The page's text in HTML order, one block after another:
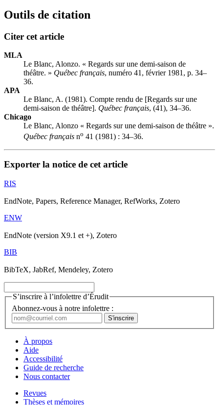
Outils de citation
Citer cet article
MLA
Le Blanc, Alonzo. « Regards sur une demi-saison de
théâtre. » Québec français, numéro 41, février 1981, p. 34–
36.
APA
Le Blanc, A. (1981). Compte rendu de [Regards sur une
demi-saison de théâtre]. Québec français, (41), 34–36.
Chicago
Le Blanc, Alonzo « Regards sur une demi-saison de théâtre ».
Québec français no 41 (1981) : 34–36.
Exporter la notice de cet article
RIS
EndNote, Papers, Reference Manager, RefWorks, Zotero
ENW
EndNote (version X9.1 et +), Zotero
BIB
BibTeX, JabRef, Mendeley, Zotero
S’inscrire à l’infolettre d’Érudit
Abonnez-vous à notre infolettre :
À propos
Aide
Accessibilité
Guide de recherche
Nous contacter
Revues
Thèses et mémoires